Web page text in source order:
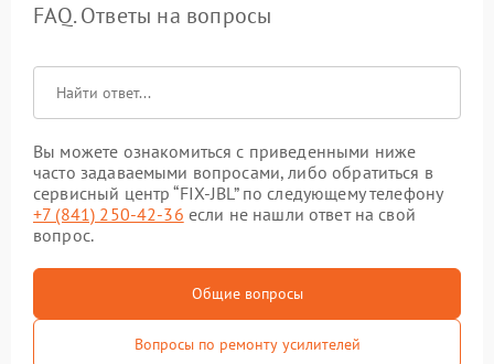
FAQ. Ответы на вопросы
Вы можете ознакомиться с приведенными ниже
часто задаваемыми вопросами, либо обратиться в
сервисный центр “FIX-JBL” по следующему телефону
+7 (841) 250-42-36 если не нашли ответ на свой
вопрос.
Общие вопросы
Вопросы по ремонту усилителей